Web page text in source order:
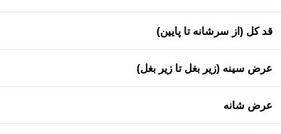
قد کل (از سرشانه تا پایین)
عرض سینه (زیر بغل تا زیر بغل)
عرض شانه